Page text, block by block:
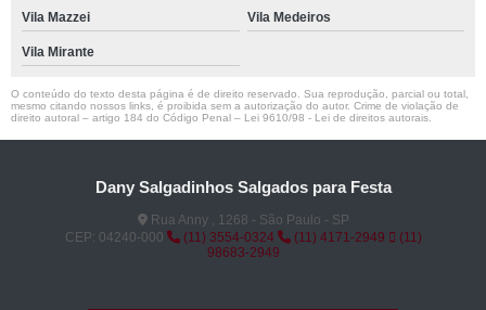
Vila Mazzei Vila Medeiros
Vila Mirante
O conteúdo do texto desta página é de direito reservado. Sua reprodução, parcial ou total,
mesmo citando nossos links, é proibida sem a autorização do autor. Crime de violação de
direito autoral – artigo 184 do Código Penal – Lei 9610/98 - Lei de direitos autorais
Dany Salgadinhos Salgados para Festa
Rua Anny , 1268 - São Paulo - SP
CEP: 04240-000
(11) 3554-0324 (11) 4171-2949
(11)
98683-2949